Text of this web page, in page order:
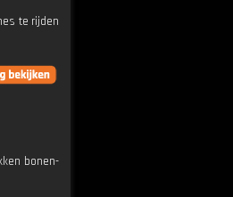
te rijden
bonen-